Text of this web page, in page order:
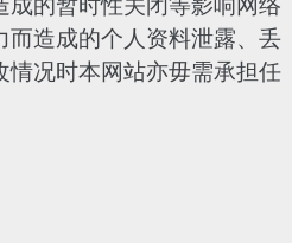
而造成的个人资料泄露、丢
情况时本网站亦毋需承担任